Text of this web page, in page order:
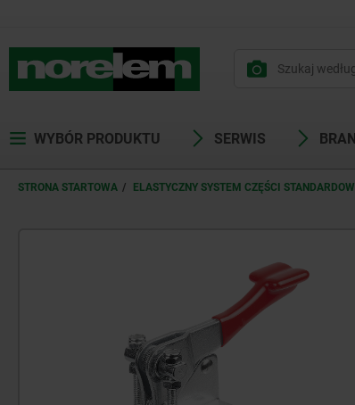
WYBÓR PRODUKTU SERWIS
STRONA STARTOWA ELASTYCZNY SYSTEM CZĘŚCI